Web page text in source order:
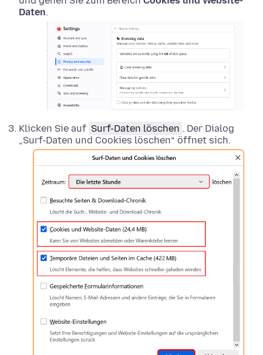
Daten.
Klicken Sie auf Surf-Daten löschen . Der Dialog
„Surf-Daten und Cookies löschen“ öffnet sich.